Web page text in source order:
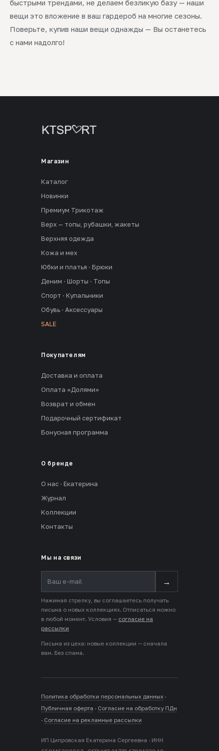
быстрыми трендами, не делаем безликую базу — наши
вещи это вложение в ваш гардероб на многие сезоны.
Поверьте, купив наши вещи однажды — Вы останетесь
с нами надолго!
Магазин
Каталог
Новинки
Премиум Трикотаж
Верх — топы, рубашки, жакеты
Верхняя одежда
Кожа и мех
Юбки и платья · Брюки
Деним · Шорты · Топы
Спорт · Купальники
Обувь · Аксессуары
SALE
Покупателям
Доставка и оплата
Оплата «Долями»
Возврат и обмен
Подарочный сертификат
Бонусная программа
О бренде
О нас · Екатерина
Журнал
Коллекции
Контакты
Мы на связи
→
Нажимая стрелку, вы соглашаетесь получать
письма о новых коллекциях. Отписаться можно
в любой момент. Условия — согласие на
рассылки
Письма из цеха: новые коллекции — сначала
вам. Без спама.
Политика обработки персональных данных ·
Публичная оферта · Согласие на обработку ПДн
· Согласие на рекламные рассылки
ИП Ципровская Екатерина Сергеевна · ИНН